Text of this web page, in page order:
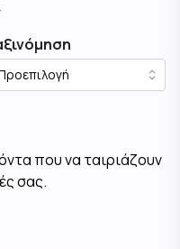
που να ταιριάζουν
σας.